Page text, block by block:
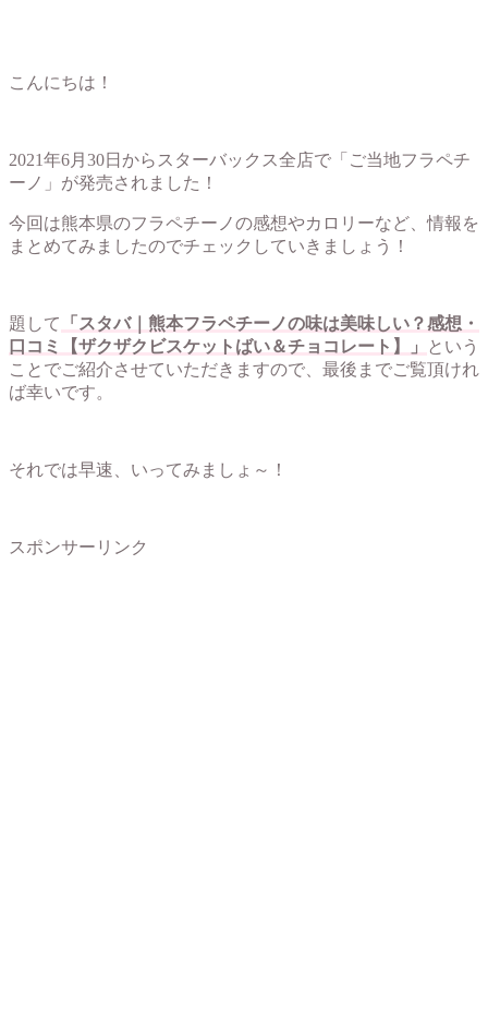
こんにちは！
2021年6月30日からスターバックス全店で「ご当地フラペチ
ーノ」が発売されました！
今回は熊本県のフラペチーノの感想やカロリーなど、情報を
まとめてみましたのでチェックしていきましょう！
題して
「スタバ｜熊本フラペチーノの味は美味しい？感想・
口コミ【ザクザクビスケットばい＆チョコレート】」
という
ことでご紹介させていただきますので、最後までご覧頂けれ
ば幸いです。
それでは早速、いってみましょ～！
スポンサーリンク